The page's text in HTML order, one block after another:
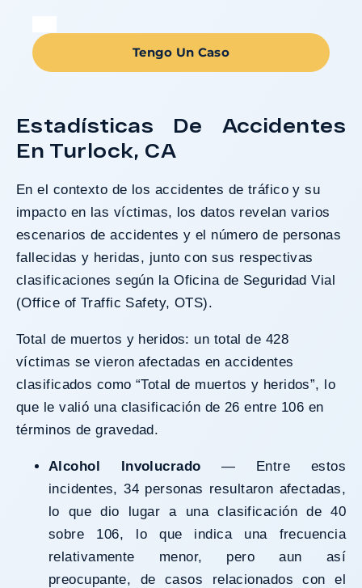
Tengo Un Caso
Estadísticas De Accidentes
En Turlock, CA
En el contexto de los accidentes de tráfico y su
impacto en las víctimas, los datos revelan varios
escenarios de accidentes y el número de personas
fallecidas y heridas, junto con sus respectivas
clasificaciones según laOficina de Seguridad Vial
(Office of Traffic Safety, OTS).
Total de muertos y heridos: un total de 428
víctimas se vieron afectadas en accidentes
clasificados como “Total de muertos y heridos”, lo
que le valió una clasificación de 26 entre 106 en
términos de gravedad.
Alcohol Involucrado — Entre estos
incidentes, 34 personas resultaron afectadas,
lo que dio lugar a una clasificación de 40
sobre 106, lo que indica una frecuencia
relativamente menor, pero aun así
preocupante, de casos relacionados con el